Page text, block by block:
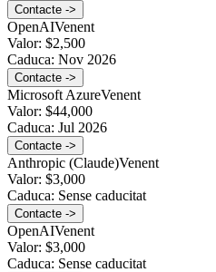
Contacte ->
OpenAIVenent
Valor: $2,500
Caduca: Nov 2026
Contacte ->
Microsoft AzureVenent
Valor: $44,000
Caduca: Jul 2026
Contacte ->
Anthropic (Claude)Venent
Valor: $3,000
Caduca: Sense caducitat
Contacte ->
OpenAIVenent
Valor: $3,000
Caduca: Sense caducitat